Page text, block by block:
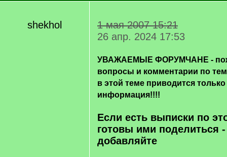
shekhol
1 мая 2007 15:21
26 апр. 2024 17:53
УВАЖАЕМЫЕ ФОРУМЧАНЕ -
вопросы и комментарии по
в этой теме приводится
информация!!!!
Если есть выписки по
готовы ими поделиться
добавляйте